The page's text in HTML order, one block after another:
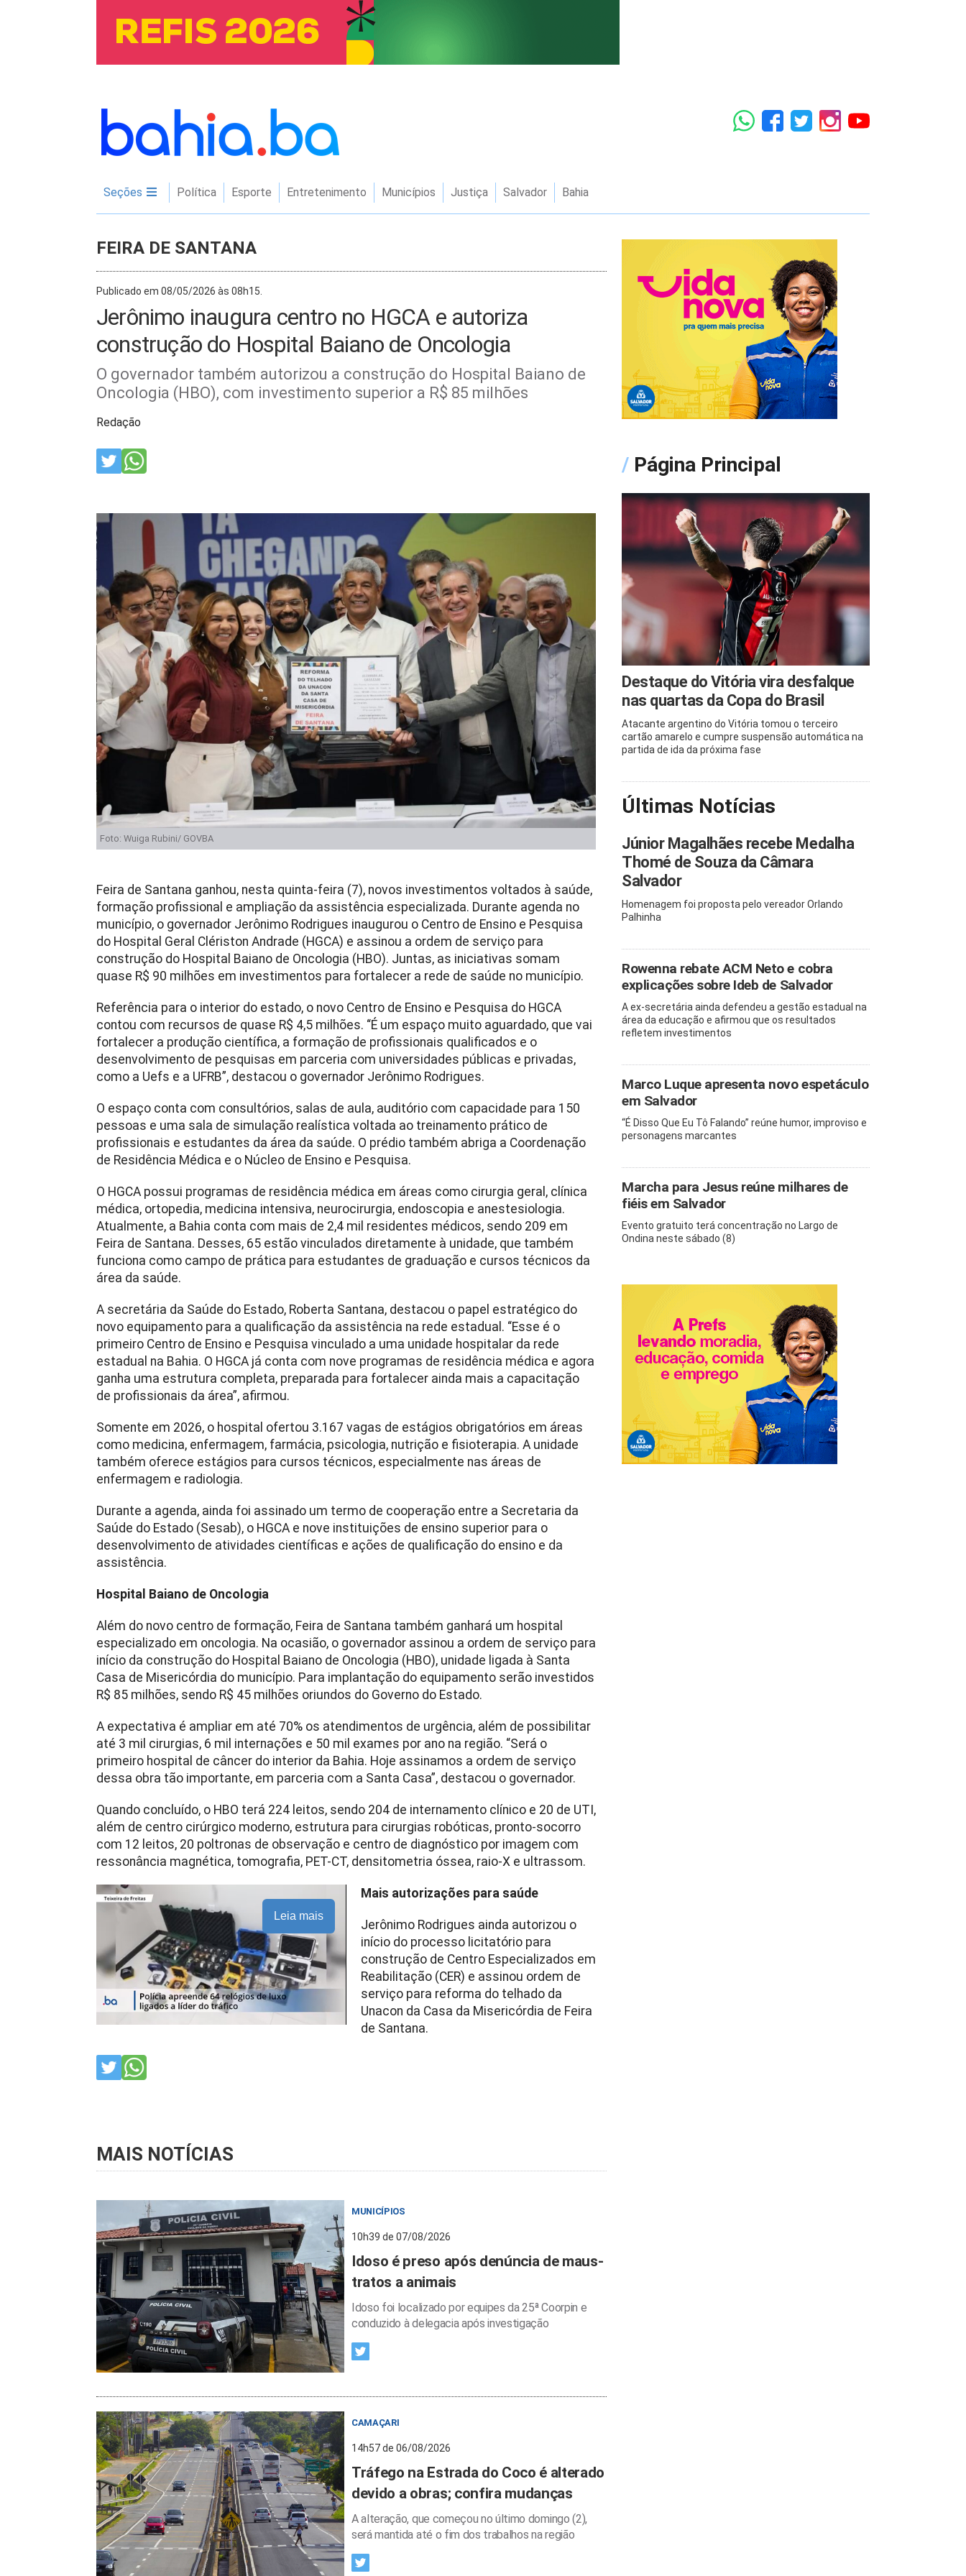
Seções Política Esporte Entretenimento Municípios Justiça Salvador Bahia
FEIRA DE SANTANA
Publicado em 08/05/2026 às 08h15.
Jerônimo inaugura centro no HGCA e autoriza
construção do Hospital Baiano de Oncologia
O governador também autorizou a construção do Hospital Baiano de
Oncologia (HBO), com investimento superior a R$ 85 milhões
Redação
Foto: Wuiga Rubini/ GOVBA
Feira de Santana ganhou, nesta quinta-feira (7), novos investimentos voltados à saúde,
formação profissional e ampliação da assistência especializada. Durante agenda no
município, o governador Jerônimo Rodrigues inaugurou o Centro de Ensino e Pesquisa
do Hospital Geral Clériston Andrade (HGCA) e assinou a ordem de serviço para
construção do Hospital Baiano de Oncologia (HBO). Juntas, as iniciativas somam
quase R$ 90 milhões em investimentos para fortalecer a rede de saúde no município.
Referência para o interior do estado, o novo Centro de Ensino e Pesquisa do HGCA
contou com recursos de quase R$ 4,5 milhões. “É um espaço muito aguardado, que vai
fortalecer a produção científica, a formação de profissionais qualificados e o
desenvolvimento de pesquisas em parceria com universidades públicas e privadas,
como a Uefs e a UFRB”, destacou o governador Jerônimo Rodrigues.
O espaço conta com consultórios, salas de aula, auditório com capacidade para 150
pessoas e uma sala de simulação realística voltada ao treinamento prático de
profissionais e estudantes da área da saúde. O prédio também abriga a Coordenação
de Residência Médica e o Núcleo de Ensino e Pesquisa.
O HGCA possui programas de residência médica em áreas como cirurgia geral, clínica
médica, ortopedia, medicina intensiva, neurocirurgia, endoscopia e anestesiologia.
Atualmente, a Bahia conta com mais de 2,4 mil residentes médicos, sendo 209 em
Feira de Santana. Desses, 65 estão vinculados diretamente à unidade, que também
funciona como campo de prática para estudantes de graduação e cursos técnicos da
área da saúde.
A secretária da Saúde do Estado, Roberta Santana, destacou o papel estratégico do
novo equipamento para a qualificação da assistência na rede estadual. “Esse é o
primeiro Centro de Ensino e Pesquisa vinculado a uma unidade hospitalar da rede
estadual na Bahia. O HGCA já conta com nove programas de residência médica e agora
ganha uma estrutura completa, preparada para fortalecer ainda mais a capacitação
de profissionais da área”, afirmou.
Somente em 2026, o hospital ofertou 3.167 vagas de estágios obrigatórios em áreas
como medicina, enfermagem, farmácia, psicologia, nutrição e fisioterapia. A unidade
também oferece estágios para cursos técnicos, especialmente nas áreas de
enfermagem e radiologia.
Durante a agenda, ainda foi assinado um termo de cooperação entre a Secretaria da
Saúde do Estado (Sesab), o HGCA e nove instituições de ensino superior para o
desenvolvimento de atividades científicas e ações de qualificação do ensino e da
assistência.
Hospital Baiano de Oncologia
Além do novo centro de formação, Feira de Santana também ganhará um hospital
especializado em oncologia. Na ocasião, o governador assinou a ordem de serviço para
início da construção do Hospital Baiano de Oncologia (HBO), unidade ligada à Santa
Casa de Misericórdia do município. Para implantação do equipamento serão investidos
R$ 85 milhões, sendo R$ 45 milhões oriundos do Governo do Estado.
A expectativa é ampliar em até 70% os atendimentos de urgência, além de possibilitar
até 3 mil cirurgias, 6 mil internações e 50 mil exames por ano na região. “Será o
primeiro hospital de câncer do interior da Bahia. Hoje assinamos a ordem de serviço
dessa obra tão importante, em parceria com a Santa Casa”, destacou o governador.
Quando concluído, o HBO terá 224 leitos, sendo 204 de internamento clínico e 20 de UTI,
além de centro cirúrgico moderno, estrutura para cirurgias robóticas, pronto-socorro
com 12 leitos, 20 poltronas de observação e centro de diagnóstico por imagem com
ressonância magnética, tomografia, PET-CT, densitometria óssea, raio-X e ultrassom.
Leia mais
Mais autorizações para saúde
Jerônimo Rodrigues ainda autorizou o
início do processo licitatório para
construção de Centro Especializados em
Reabilitação (CER) e assinou ordem de
serviço para reforma do telhado da
Unacon da Casa da Misericórdia de Feira
de Santana.
MAIS NOTÍCIAS
MUNICÍPIOS
10h39 de 07/08/2026
Idoso é preso após denúncia de maus-
tratos a animais
Idoso foi localizado por equipes da 25ª Coorpin e
conduzido à delegacia após investigação
CAMAÇARI
14h57 de 06/08/2026
Tráfego na Estrada do Coco é alterado
devido a obras; confira mudanças
A alteração, que começou no último domingo (2),
será mantida até o fim dos trabalhos na região
/ Página Principal
Destaque do Vitória vira desfalque
nas quartas da Copa do Brasil
Atacante argentino do Vitória tomou o terceiro
cartão amarelo e cumpre suspensão automática na
partida de ida da próxima fase
Últimas Notícias
Júnior Magalhães recebe Medalha
Thomé de Souza da Câmara
Salvador
Homenagem foi proposta pelo vereador Orlando
Palhinha
Rowenna rebate ACM Neto e cobra
explicações sobre Ideb de Salvador
A ex-secretária ainda defendeu a gestão estadual na
área da educação e afirmou que os resultados
refletem investimentos
Marco Luque apresenta novo espetáculo
em Salvador
“É Disso Que Eu Tô Falando” reúne humor, improviso e
personagens marcantes
Marcha para Jesus reúne milhares de
fiéis em Salvador
Evento gratuito terá concentração no Largo de
Ondina neste sábado (8)